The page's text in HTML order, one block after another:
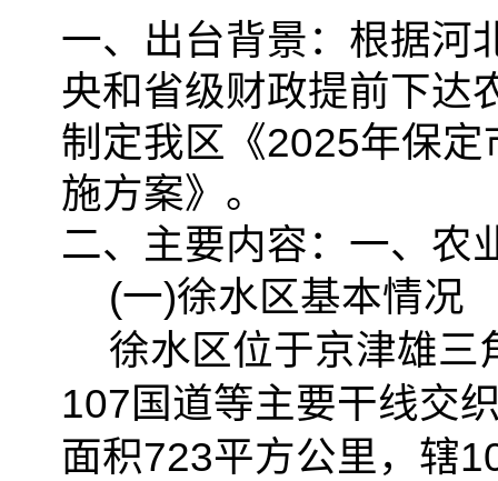
一、出台背景：根据河
央和省级财政提前下达
制定我区《2025年保
施方案》。
二、主要内容：一、农
(一)徐水区基本情况
徐水区位于京津雄三
107国道等主要干线交
面积723平方公里，辖